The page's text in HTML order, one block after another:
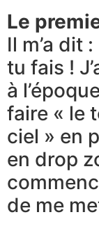
Le
Il m’a dit
tu fais !
à
faire « le
ciel » en
en drop
de me